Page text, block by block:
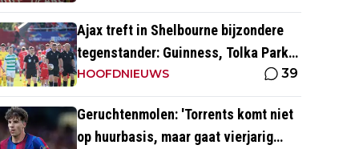
Ajax treft in Shelbourne bijzondere
tegenstander: Guinness, Tolka Park
en bijzonder lage marktwaarde
HOOFDNIEUWS 39
Geruchtenmolen: 'Torrents komt niet
op huurbasis, maar gaat vierjarig